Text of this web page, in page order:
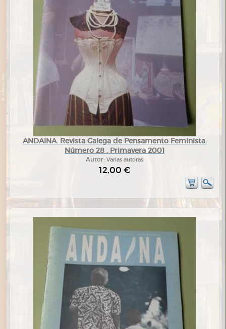
ANDAINA. Revista Galega de Pensamento Feminista.
Número 28 . Primavera 2001
Autor: Varias autoras
12,00 €